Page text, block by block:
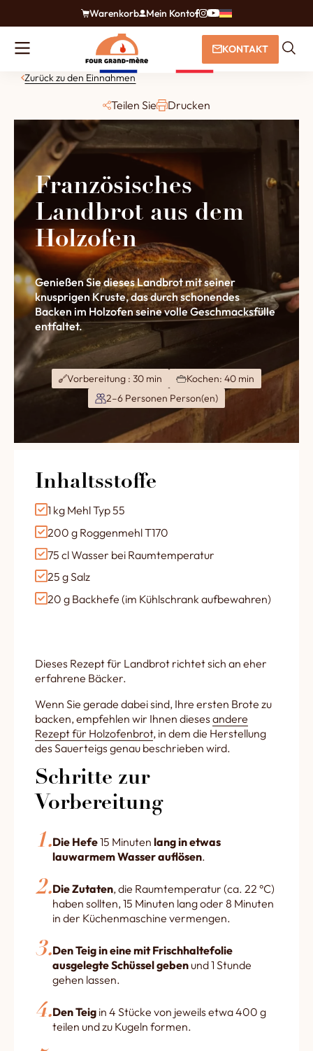
Warenkorb Mein Konto
KONTAKT
Zurück zu den Einnahmen
Teilen Sie Drucken
Französisches
Landbrot aus dem
Holzofen
Genießen Sie dieses Landbrot mit seiner
knusprigen Kruste, das durch schonendes
Backen im Holzofen seine volle Geschmacksfülle
entfaltet.
Vorbereitung : 30 min
Kochen: 40 min
2–6 Personen Person(en)
Inhaltsstoffe
1 kg Mehl Typ 55
200 g Roggenmehl T170
75 cl Wasser bei Raumtemperatur
25 g Salz
20 g Backhefe (im Kühlschrank aufbewahren)
Dieses Rezept für Landbrot richtet sich an eher
erfahrene Bäcker.
Wenn Sie gerade dabei sind, Ihre ersten Brote zu
backen, empfehlen wir Ihnen dieses andere
Rezept für Holzofenbrot, in dem die Herstellung
des Sauerteigs genau beschrieben wird.
Schritte zur
Vorbereitung
Die Hefe15 Minuten lang in etwas
lauwarmem Wasser auflösen.
Die Zutaten, die Raumtemperatur (ca. 22 °C)
haben sollten, 15 Minuten lang oder 8 Minuten
in der Küchenmaschine vermengen.
Den Teig in eine mit Frischhaltefolie
ausgelegte Schüssel geben und 1 Stunde
gehen lassen.
Den Teig in 4 Stücke von jeweils etwa 400 g
teilen und zu Kugeln formen.